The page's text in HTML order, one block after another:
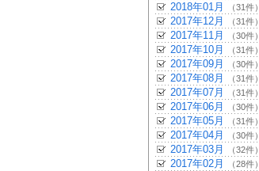
2018年01月 （31件）
2017年12月 （31件）
2017年11月 （30件）
2017年10月 （31件）
2017年09月 （30件）
2017年08月 （31件）
2017年07月 （31件）
2017年06月 （30件）
2017年05月 （31件）
2017年04月 （30件）
2017年03月 （32件）
2017年02月 （28件）